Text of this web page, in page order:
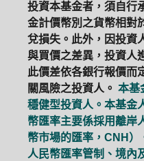
投資本基金者，須自行
金計價幣別之貨幣相對
兌損失。此外，因投資
與買價之差異，投資人
此價差依各銀行報價而
關風險之投資人。 本基
穩健型投資人。本基金
幣匯率主要係採用離岸
幣市場的匯率，CNH
人民幣匯率管制、境內